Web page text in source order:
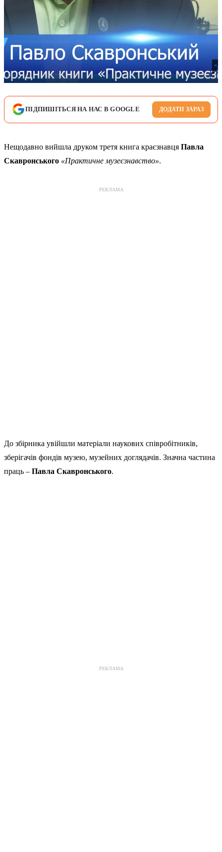
ПІДПИШІТЬСЯ НА НАС В GOOGLE ДОДАТИ ЗАРАЗ
Нещодавно вийшла друком третя книга краєзнавця Павла
Скавронського «Практичне музеєзнавство».
РЕКЛАМА
До збірника увійшли матеріали наукових співробітників,
зберігачів фондів музею, музейних доглядачів. Значна частина
праць – Павла Скавронського.
РЕКЛАМА